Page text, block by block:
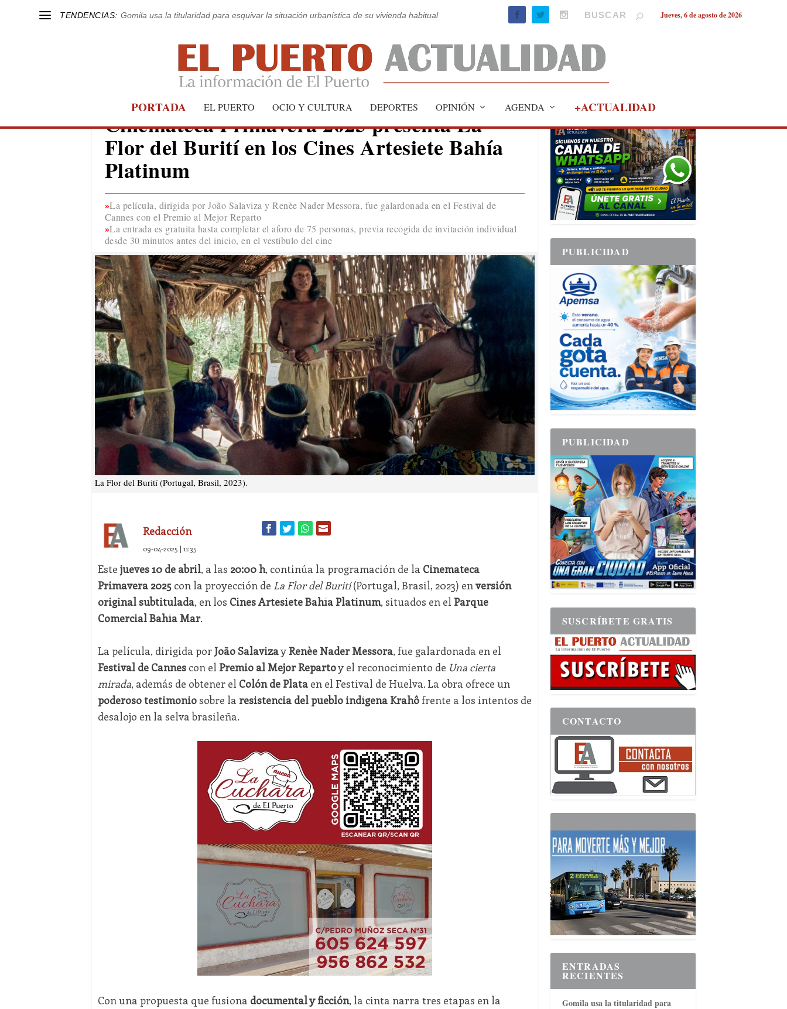
TENDENCIAS: Gomila usa la titularidad para esquivar la situación urbanística de su vivienda habitual Jueves, 6 de agosto de 2026
PORTADA EL PUERTO OCIO Y CULTURA DEPORTES OPINIÓN AGENDA +ACTUALIDAD
EL PUERTO
Cinemateca Primavera 2025 presenta La
Flor del Burití en los Cines Artesiete Bahía
Platinum
La película, dirigida por João Salaviza y Renèe Nader Messora, fue galardonada en el Festival de
Cannes con el Premio al Mejor Reparto
La entrada es gratuita hasta completar el aforo de 75 personas, previa recogida de invitación individual
desde 30 minutos antes del inicio, en el vestíbulo del cine
La Flor del Burití (Portugal, Brasil, 2023).
Redacción
09-04-2025 | 11:35
Este jueves 10 de abril, a las 20:00 h, continúa la programación de la Cinemateca
Primavera 2025con la proyección de La Flor del Burití(Portugal, Brasil, 2023) en versión
original subtitulada, en los Cines Artesiete Bahía Platinum, situados en el Parque
Comercial Bahía Mar.
La película, dirigida por João Salavizay Renèe Nader Messora, fue galardonada en el
Festival de Cannescon el Premio al Mejor Repartoy el reconocimiento de Una cierta
mirada, además de obtener el Colón de Plataen el Festival de Huelva. La obra ofrece un
poderoso testimoniosobre la resistencia del pueblo indígena Krahôfrente a los intentos de
desalojo en la selva brasileña.
Con una propuesta que fusiona documental y ficción, la cinta narra tres etapas en la
PUBLICIDAD
PUBLICIDAD
PUBLICIDAD
SUSCRÍBETE GRATIS
CONTACTO
ENTRADAS
RECIENTES
Gomila usa la titularidad para